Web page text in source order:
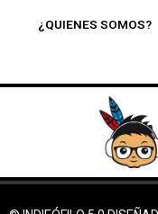
¿QUIENES SOMOS?